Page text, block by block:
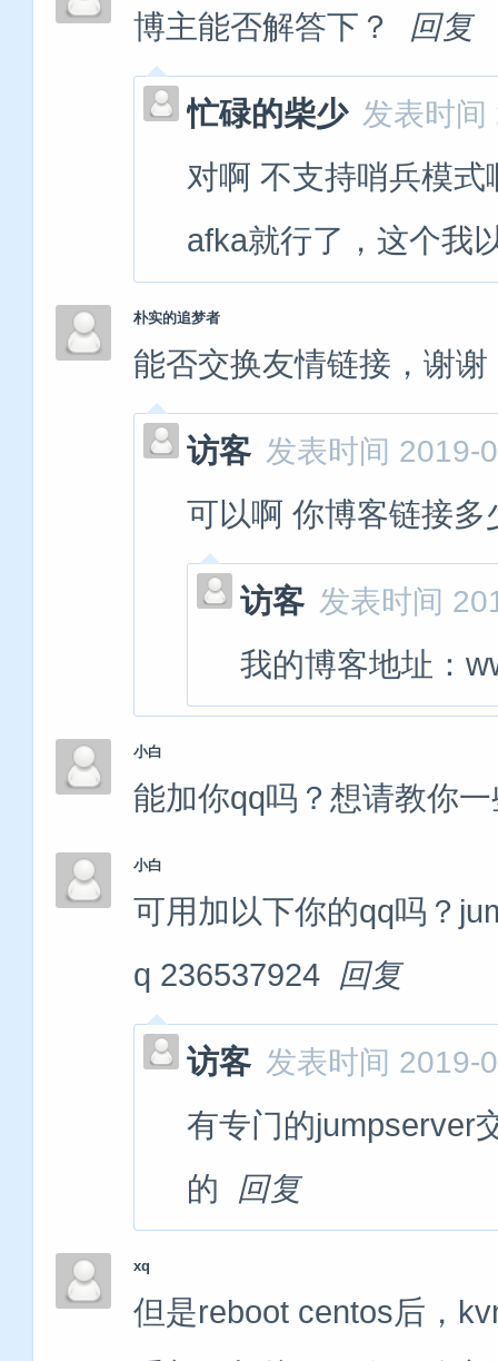
博主能否解答下？ 回复
忙碌的柴少 发表时
对啊 不支持哨兵模
afka就行了，这个我
朴实的追梦者
能否交换友情链接，谢谢
访客 发表时间 2019-
可以啊 你博客链接多
访客 发表时间
我的博客地址：
小白
能加你qq吗？想请教你
小白
可用加以下你的qq吗？
q 236537924 回复
访客 发表时间 2019-
有专门的jumpserver
的
回复
xq
但是reboot centos后，